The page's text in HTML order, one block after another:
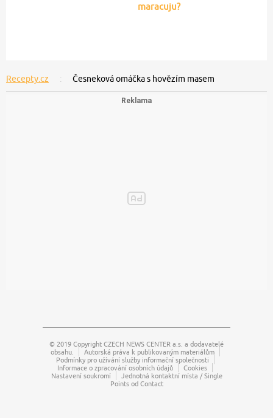
maracuju?
Recepty.cz Česneková omáčka s hovězím masem
© 2019 Copyright CZECH NEWS CENTER a.s. a dodavatelé
obsahu.
Autorská práva k publikovaným materiálům
Podmínky pro užívání služby informační společnosti
Informace o zpracování osobních údajů
Cookies
Nastavení soukromí
Jednotná kontaktní místa / Single
Points od Contact